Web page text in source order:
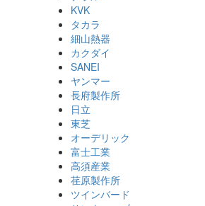
KVK
タカラ
細山熱器
カクダイ
SANEI
ヤンマー
長府製作所
日立
東芝
オーデリック
富士工業
高須産業
荏原製作所
ツインバード